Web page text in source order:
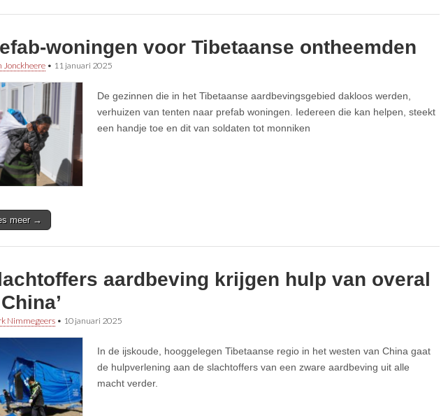
woningen voor Tibetaanse ontheemden
Jonckheere • 11 januari 2025
De gezinnen die in het Tibetaanse aardbevingsgebied dakloos werden,
verhuizen van tenten naar prefab woningen. Iedereen die kan helpen, steekt
een handje toe en dit van soldaten tot monniken
meer →
aardbeving krijgen hulp van overal
Nimmegeers • 10 januari 2025
In de ijskoude, hooggelegen Tibetaanse regio in het westen van China gaat
de hulpverlening aan de slachtoffers van een zware aardbeving uit alle
macht verder.